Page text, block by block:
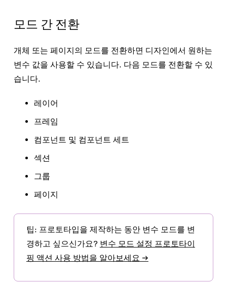
모드 간 전환
개체 또는 페이지의 모드를 전환하면 디자인에서 원하는
변수 값을 사용할 수 있습니다. 다음 모드를 전환할 수 있
습니다.
레이어
프레임
컴포넌트 및 컴포넌트 세트
섹션
그룹
페이지
팁: 프로토타입을 제작하는 동안 변수 모드를 변
경하고 싶으신가요? 변수 모드 설정 프로토타이
핑 액션 사용 방법을 알아보세요 →